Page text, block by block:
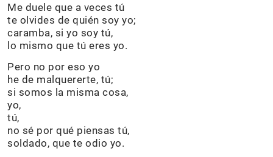
Me duele que a veces tú
te olvides de quién soy yo;
caramba, si yo soy tú,
lo mismo que tú eres yo.
Pero no por eso yo
he de malquererte, tú;
si somos la misma cosa,
yo,
tú,
no sé por qué piensas tú,
soldado, que te odio yo.